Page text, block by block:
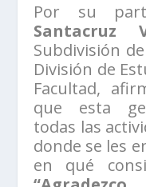
Por su
Santacruz
Subdivisión
División de
Facultad,
que esta
todas las
donde se les
en qué